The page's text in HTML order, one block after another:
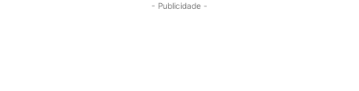
- Publicidade -